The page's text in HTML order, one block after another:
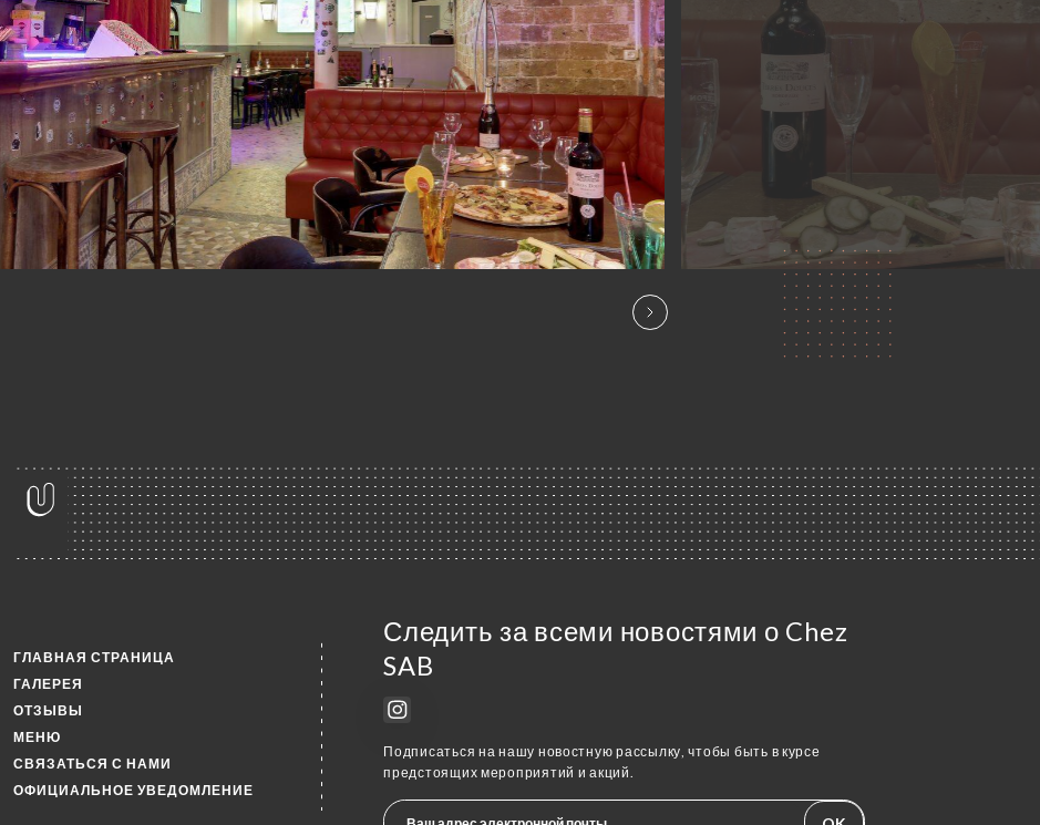
ГЛАВНАЯ СТРАНИЦА
ГАЛЕРЕЯ
ОТЗЫВЫ
МЕНЮ
СВЯЗАТЬСЯ С НАМИ
ОФИЦИАЛЬНОЕ УВЕДОМЛЕНИЕ
Следить за всеми новостями о Chez
SAB
Подписаться на нашу новостную рассылку, чтобы быть в курсе
предстоящих мероприятий и акций.